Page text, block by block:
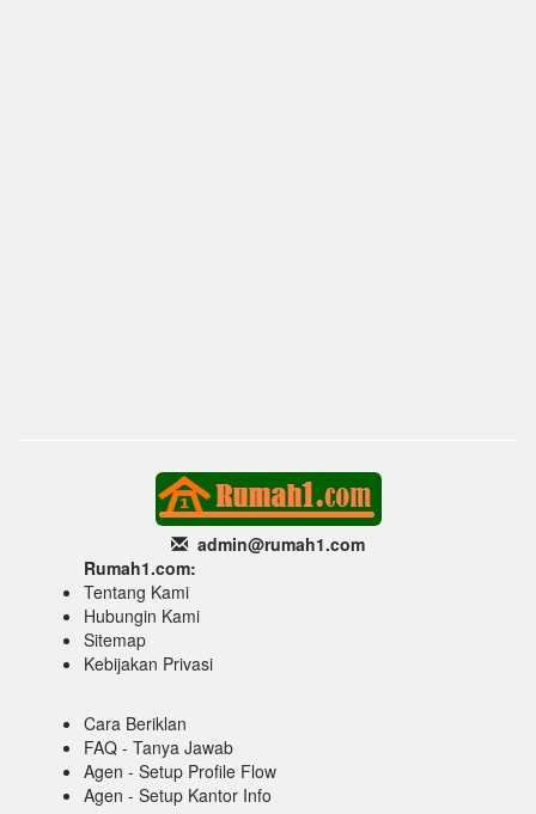
admin@rumah1.com
Rumah1.com:
Tentang Kami
Hubungin Kami
Sitemap
Kebijakan Privasi
Cara Beriklan
FAQ - Tanya Jawab
Agen - Setup Profile Flow
Agen - Setup Kantor Info